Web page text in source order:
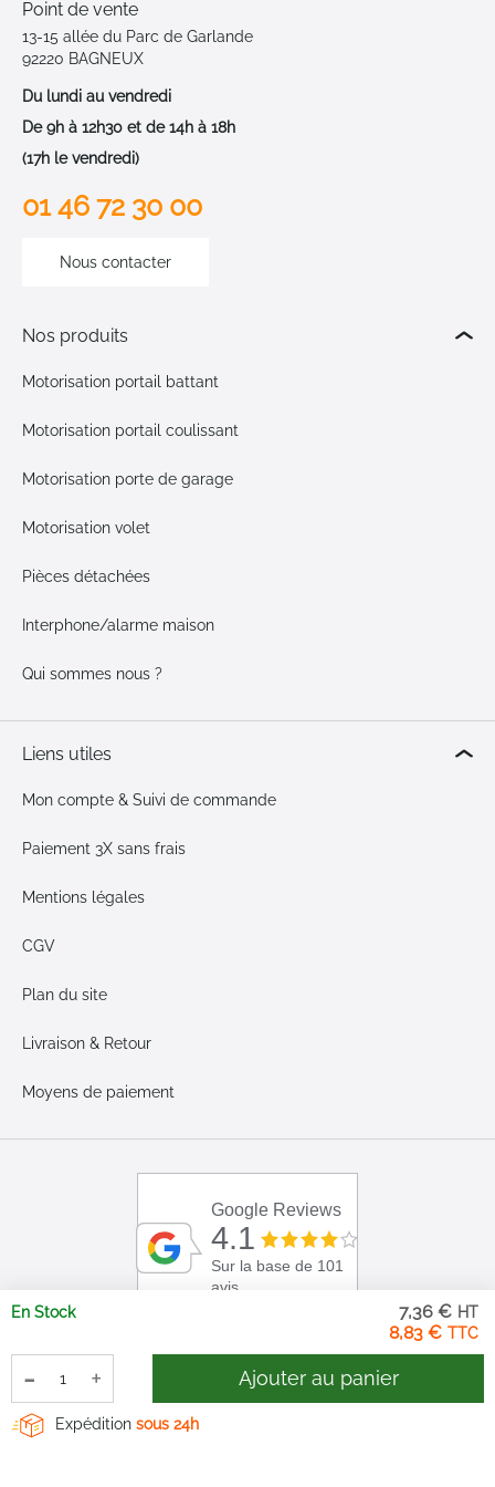
8,83 €
7,36 €
En Stock
- + Ajouter au panier
Expédition sous 24h
Point de vente
13-15 allée du Parc de Garlande
92220 BAGNEUX
Du lundi au vendredi
De 9h à 12h30 et de 14h à 18h
(17h le vendredi)
01 46 72 30 00
Nous contacter
Nos produits
Motorisation portail battant
Motorisation portail coulissant
Motorisation porte de garage
Motorisation volet
Pièces détachées
Interphone/alarme maison
Qui sommes nous ?
Liens utiles
Mon compte & Suivi de commande
Paiement 3X sans frais
Mentions légales
CGV
Plan du site
Livraison & Retour
Moyens de paiement
Google Reviews
4.1
Sur la base de 101
avis